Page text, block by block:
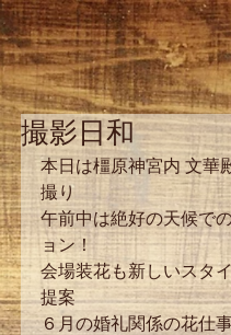
撮影日和
本日は橿原神宮内 文華
撮り
午前中は絶好の天候で
ョン！
会場装花も新しいスタ
提案
６月の婚礼関係の花仕